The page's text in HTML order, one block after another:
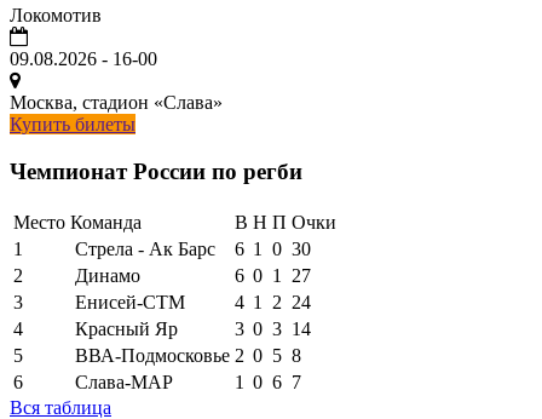
Локомотив
09.08.2026 - 16-00
Москва, стадион «Слава»
Купить билеты
Чемпионат России по регби
Место Команда В Н П Очки
1
Стрела - Ак Барс 6 1 0 30
2
Динамо 6 0 1
27
3
Енисей-СТМ 4 1 2 24
4
Красный Яр 3 0 3 14
5
ВВА-Подмосковье 2 0 5 8
6
Слава-МАР 1 0 6 7
Вся таблица